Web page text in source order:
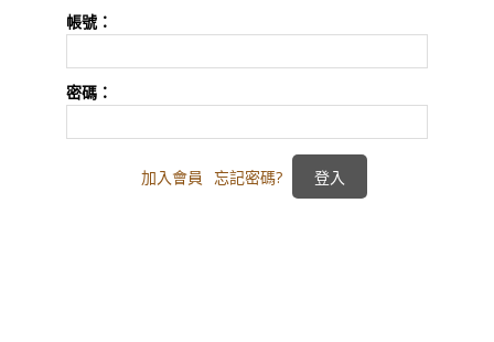
帳號：
密碼：
加入會員 忘記密碼?